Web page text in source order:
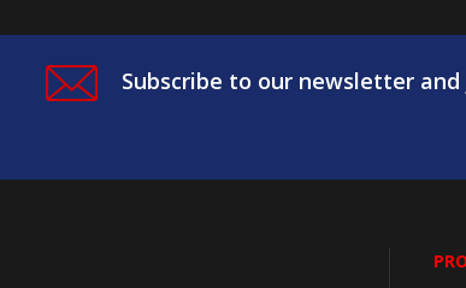
Subscribe to our newsletter and